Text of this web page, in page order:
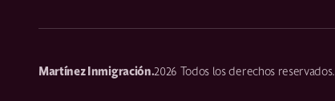
Martínez Inmigración.2026 Todos los derechos reservados.